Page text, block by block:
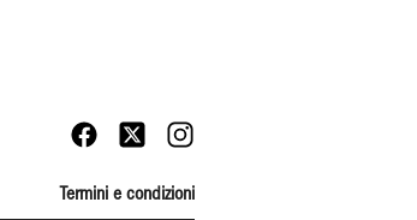
Termini e condizioni